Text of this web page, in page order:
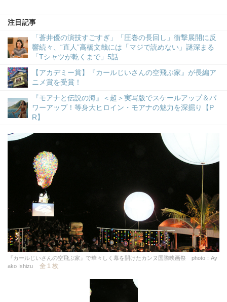
注目記事
「蒼井優の演技すごすぎ」「圧巻の長回し」衝撃展開に反
響続々、“直人”高橋文哉には「マジで読めない」謎深まる
「Tシャツが乾くまで」5話
【アカデミー賞】『カールじいさんの空飛ぶ家』が長編ア
ニメ賞を受賞！
『モアナと伝説の海』＜超＞実写版でスケールアップ＆パ
ワーアップ！等身大ヒロイン・モアナの魅力を深掘り【P
R】
『カールじいさんの空飛ぶ家』で華々しく幕を開けたカンヌ国際映画祭 photo：Ay
ako Ishizu
全 1 枚